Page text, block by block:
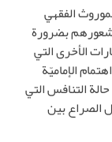
الفقهي
شعورهم بضرورة
الأخرى التي
الإماميّة
التنافس التي
الصراع بين